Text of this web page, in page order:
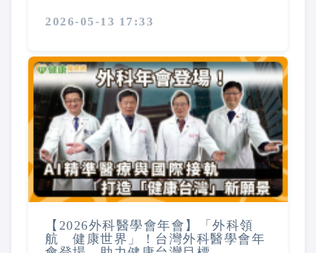
2026-05-13 17:33
【2026外科醫學會年會】「外科領
航 健康世界」！台灣外科醫學會年